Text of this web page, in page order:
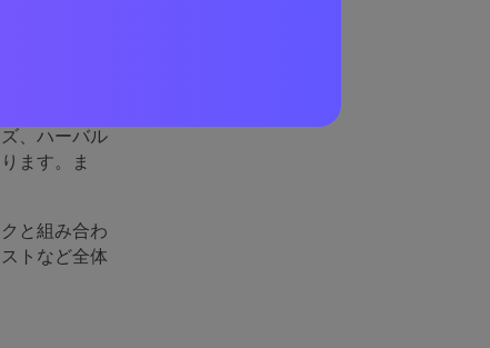
さを保ちな
、ハーバル
ます。ま
と組み合わ
トなど全体